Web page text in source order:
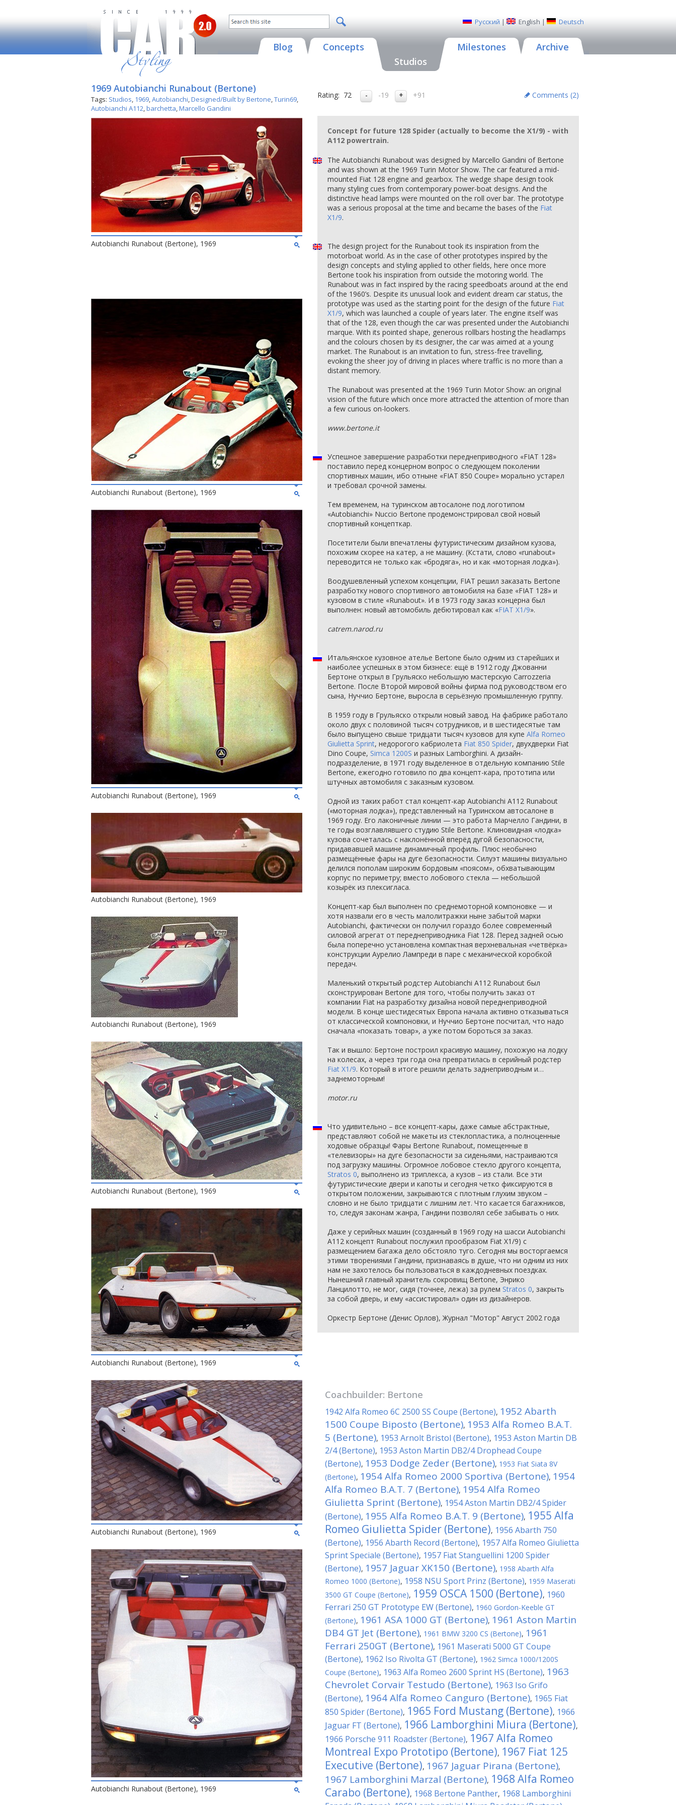
Русский | English | Deutsch
Blog
Concepts
Studios
Milestones Archive
1969 Autobianchi Runabout (Bertone)
Tags: Studios, 1969,Autobianchi,Designed/Built by Bertone,Turin69,
Autobianchi A112,barchetta,Marcello Gandini
Autobianchi Runabout (Bertone), 1969
Autobianchi Runabout (Bertone), 1969
Autobianchi Runabout (Bertone), 1969
Autobianchi Runabout (Bertone), 1969
Autobianchi Runabout (Bertone), 1969
Autobianchi Runabout (Bertone), 1969
Autobianchi Runabout (Bertone), 1969
Autobianchi Runabout (Bertone), 1969
Autobianchi Runabout (Bertone), 1969
Rating: 72 -19 +91 Comments (2)
Concept for future 128 Spider (actually to become the X1/9) - with
A112 powertrain.
The Autobianchi Runabout was designed by Marcello Gandini of Bertone
and was shown at the 1969 Turin Motor Show. The car featured a mid-
mounted Fiat 128 engine and gearbox. The wedge shape design took
many styling cues from contemporary power-boat designs. And the
distinctive head lamps were mounted on the roll over bar. The prototype
was a serious proposal at the time and became the bases of the Fiat
X1/9.
The design project for the Runabout took its inspiration from the
motorboat world. As in the case of other prototypes inspired by the
design concepts and styling applied to other fields, here once more
Bertone took his inspiration from outside the motoring world. The
Runabout was in fact inspired by the racing speedboats around at the end
of the 1960’s. Despite its unusual look and evident dream car status, the
prototype was used as the starting point for the design of the future Fiat
X1/9, which was launched a couple of years later. The engine itself was
that of the 128, even though the car was presented under the Autobianchi
marque. With its pointed shape, generous rollbars hosting the headlamps
and the colours chosen by its designer, the car was aimed at a young
market. The Runabout is an invitation to fun, stress-free travelling,
evoking the sheer joy of driving in places where traffic is no more than a
distant memory.
The Runabout was presented at the 1969 Turin Motor Show: an original
vision of the future which once more attracted the attention of more than
a few curious on-lookers.
www.bertone.it
Успешное завершение разработки переднеприводного «FIAT 128»
поставило перед концерном вопрос о следующем поколении
спортивных машин, ибо отныне «FIAT 850 Coupe» морально устарел
и требовал срочной замены.
Тем временем, на туринском автосалоне под логотипом
«Autobianchi» Nuccio Bertone продемонстрировал свой новый
спортивный концепткар.
Посетители были впечатлены футуристическим дизайном кузова,
похожим скорее на катер, а не машину. (Кстати, слово «runabout»
переводится не только как «бродяга», но и как «моторная лодка»).
Воодушевленный успехом концепции, FIAT решил заказать Bertone
разработку нового спортивного автомобиля на базе «FIAT 128» и
кузовом в стиле «Runabout». И в 1973 году заказ концерна был
выполнен: новый автомобиль дебютировал как «FIAT X1/9».
catrem.narod.ru
Итальянское кузовное ателье Bertone было одним из старейших и
наиболее успешных в этом бизнесе: ещё в 1912 году Джованни
Бертоне открыл в Грульяско небольшую мастерскую Carrozzeria
Bertone. После Второй мировой войны фирма под руководством его
сына, Нуччио Бертоне, выросла в серьёзную промышленную группу.
В 1959 году в Грульяско открыли новый завод. На фабрике работало
около двух с половиной тысяч сотрудников, и в шестидесятые там
было выпущено свыше тридцати тысяч кузовов для купе Alfa Romeo
Giulietta Sprint, недорогого кабриолета Fiat 850 Spider, двухдверки Fiat
Dino Coupe, Simca 1200S и разных Lamborghini. А дизайн-
подразделение, в 1971 году выделенное в отдельную компанию Stile
Bertone, ежегодно готовило по два концепт-кара, прототипа или
штучных автомобиля с заказным кузовом.
Одной из таких работ стал концепт-кар Autobianchi A112 Runabout
(«моторная лодка»), представленный на Туринском автосалоне в
1969 году. Его лаконичные линии — это работа Марчелло Гандини, в
те годы возглавлявшего студию Stile Bertone. Клиновидная «лодка»
кузова сочеталась с наклонённой вперёд дугой безопасности,
придававшей машине динамичный профиль. Плюс необычно
размещённые фары на дуге безопасности. Силуэт машины визуально
делился пополам широким бордовым «поясом», обхватывающим
корпус по периметру; вместо лобового стекла — небольшой
козырёк из плексигласа.
Концепт-кар был выполнен по среднемоторной компоновке — и
хотя назвали его в честь малолитражки ныне забытой марки
Autobianchi, фактически он получил гораздо более современный
силовой агрегат от переднеприводника Fiat 128. Перед задней осью
была поперечно установлена компактная верхневальная «четвёрка»
конструкции Аурелио Лампреди в паре с механической коробкой
передач.
Маленький открытый родстер Autobianchi A112 Runabout был
сконструирован Bertone для того, чтобы получить заказ от
компании Fiat на разработку дизайна новой переднеприводной
модели. В конце шестидесятых Европа начала активно отказываться
от классической компоновки, и Нуччио Бертоне посчитал, что надо
сначала «показать товар», а уже потом бороться за заказ.
Так и вышло: Бертоне построил красивую машину, похожую на лодку
на колесах, а через три года она превратилась в серийный родстер
Fiat X1/9. Который в итоге решили делать заднеприводным и…
заднемоторным!
motor.ru
Что удивительно – все концепт-кары, даже самые абстрактные,
представляют собой не макеты из стеклопластика, а полноценные
ходовые образцы! Фары Bertone Runabout, помещенные в
«телевизоры» на дуге безопасности за сиденьями, настраиваются
под загрузку машины. Огромное лобовое стекло другого концепта,
Stratos 0, выполнено из триплекса, а кузов – из стали. Все эти
футуристические двери и капоты и сегодня четко фиксируются в
открытом положении, закрываются с плотным глухим звуком –
словно и не было тридцати с лишним лет. Что касается багажников,
то, следуя законам жанра, Гандини позволял себе забывать о них.
Даже у серийных машин (созданный в 1969 году на шасси Autobianchi
A112 концепт Runabout послужил прообразом Fiat X1/9) с
размещением багажа дело обстояло туго. Сегодня мы восторгаемся
этими творениями Гандини, признаваясь в душе, что ни одним из них
нам не захотелось бы пользоваться в каждодневных поездках.
Нынешний главный хранитель сокровищ Bertone, Энрико
Ланцилотто, не мог, сидя (точнее, лежа) за рулем Stratos 0, закрыть
за собой дверь, и ему «ассистировал» один из дизайнеров.
Оркестр Бертоне (Денис Орлов), Журнал "Мотор" Август 2002 года
Coachbuilder: Bertone
1942 Alfa Romeo 6C 2500 SS Coupe (Bertone), 1952 Abarth
1500 Coupe Biposto (Bertone), 1953 Alfa Romeo B.A.T.
5 (Bertone), 1953 Arnolt Bristol (Bertone), 1953 Aston Martin DB
2/4 (Bertone), 1953 Aston Martin DB2/4 Drophead Coupe
(Bertone), 1953 Dodge Zeder (Bertone), 1953 Fiat Siata 8V
(Bertone), 1954 Alfa Romeo 2000 Sportiva (Bertone), 1954
Alfa Romeo B.A.T. 7 (Bertone), 1954 Alfa Romeo
Giulietta Sprint (Bertone), 1954 Aston Martin DB2/4 Spider
(Bertone), 1955 Alfa Romeo B.A.T. 9 (Bertone), 1955 Alfa
Romeo Giulietta Spider (Bertone), 1956 Abarth 750
(Bertone), 1956 Abarth Record (Bertone), 1957 Alfa Romeo Giulietta
Sprint Speciale (Bertone), 1957 Fiat Stanguellini 1200 Spider
(Bertone), 1957 Jaguar XK150 (Bertone), 1958 Abarth Alfa
Romeo 1000 (Bertone), 1958 NSU Sport Prinz (Bertone), 1959 Maserati
3500 GT Coupe (Bertone), 1959 OSCA 1500 (Bertone), 1960
Ferrari 250 GT Prototype EW (Bertone), 1960 Gordon-Keeble GT
(Bertone), 1961 ASA 1000 GT (Bertone), 1961 Aston Martin
DB4 GT Jet (Bertone), 1961 BMW 3200 CS (Bertone), 1961
Ferrari 250GT (Bertone), 1961 Maserati 5000 GT Coupe
(Bertone), 1962 Iso Rivolta GT (Bertone), 1962 Simca 1000/1200S
Coupe (Bertone), 1963 Alfa Romeo 2600 Sprint HS (Bertone), 1963
Chevrolet Corvair Testudo (Bertone), 1963 Iso Grifo
(Bertone), 1964 Alfa Romeo Canguro (Bertone), 1965 Fiat
850 Spider (Bertone), 1965 Ford Mustang (Bertone), 1966
Jaguar FT (Bertone), 1966 Lamborghini Miura (Bertone),
1966 Porsche 911 Roadster (Bertone), 1967 Alfa Romeo
Montreal Expo Prototipo (Bertone), 1967 Fiat 125
Executive (Bertone), 1967 Jaguar Pirana (Bertone),
1967 Lamborghini Marzal (Bertone), 1968 Alfa Romeo
Carabo (Bertone), 1968 Bertone Panther, 1968 Lamborghini